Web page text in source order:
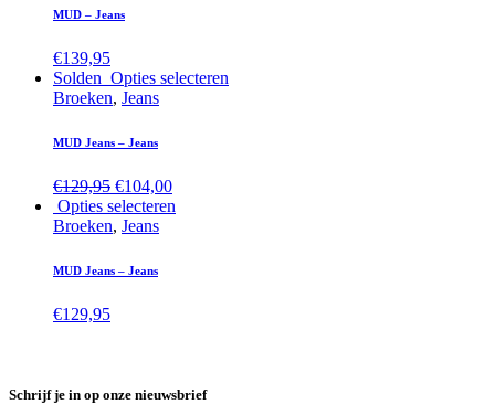
MUD – Jeans
€139,95
Solden Opties selecteren
Broeken, Jeans
MUD Jeans – Jeans
€129,95 €104,00
Opties selecteren
Broeken, Jeans
MUD Jeans – Jeans
€129,95
Schrijf je in op onze nieuwsbrief